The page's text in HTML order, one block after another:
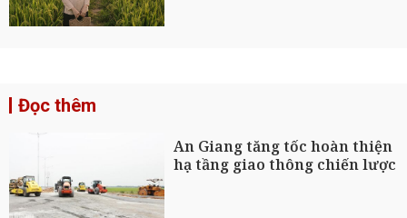
Đọc thêm
An Giang tăng tốc hoàn thiện
hạ tầng giao thông chiến lược